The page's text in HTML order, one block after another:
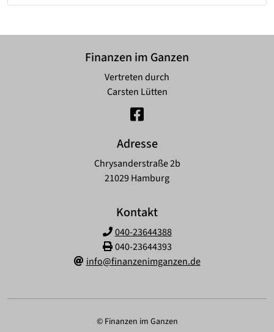
Finanzen im Ganzen
Vertreten durch
Carsten Lütten
Adresse
Chrysanderstraße 2b
21029 Hamburg
Kontakt
040-23644388
040-23644393
info@finanzenimganzen.de
© Finanzen im Ganzen